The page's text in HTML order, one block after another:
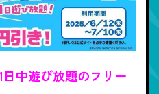
中遊び放題のフリー